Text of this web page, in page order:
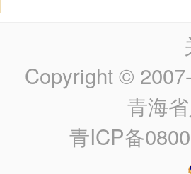
Copyright ©
青海
青ICP备